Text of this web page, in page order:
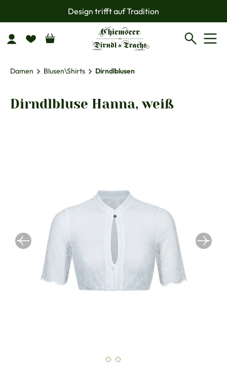
Zum Hauptinhalt springenDesign trifft auf Tradition
Damen Blusen\Shirts Dirndlblusen
Dirndlbluse Hanna, weiß